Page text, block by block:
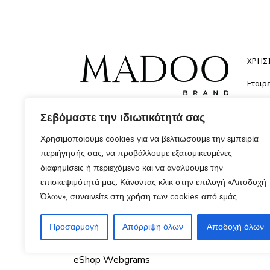
Σεβόμαστε την ιδιωτικότητά σας
Χρησιμοποιούμε cookies για να βελτιώσουμε την εμπειρία
περιήγησής σας, να προβάλλουμε εξατομικευμένες
διαφημίσεις ή περιεχόμενο και να αναλύουμε την
επισκεψιμότητά μας. Κάνοντας κλικ στην επιλογή «Αποδοχή
Όλων», συναινείτε στη χρήση των cookies από εμάς.
Προσαρμογή Απόρριψη όλων Αποδοχή όλων
79.90€.είναι:
Απελευθέρωσε το στυλ σου με
τι σου ταιριάζει.
Madoo. Όλα τα
eShop Webgrams